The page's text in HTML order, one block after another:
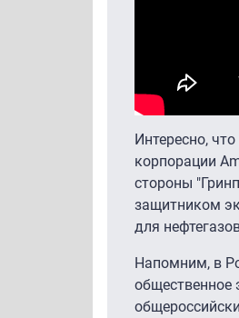
Интересно,
корпорации
стороны
защитником
для
Напомним, в
общественное